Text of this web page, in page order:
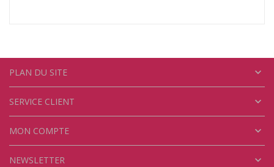
PLAN DU SITE 
SERVICE CLIENT 
MON COMPTE 
NEWSLETTER 